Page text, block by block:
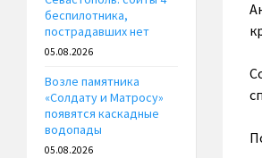
беспилотника,
пострадавших нет
05.08.2026
Возле памятника
«Солдату и Матросу»
появятся каскадные
водопады
05.08.2026